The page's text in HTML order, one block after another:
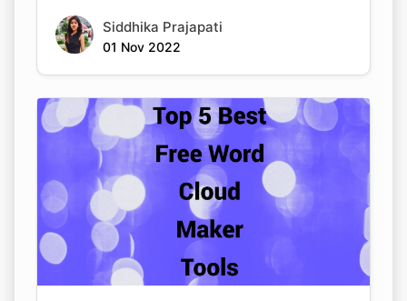
Siddhika Prajapati
01 Nov 2022